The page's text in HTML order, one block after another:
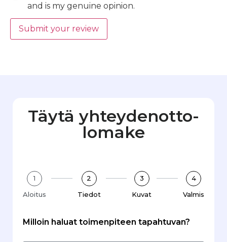
and is my genuine opinion.
Submit your review
Täytä yhteydenotto­
lomake
1
Aloitus
2
Tiedot
3
Kuvat
4
Valmis
Milloin haluat toimenpiteen tapahtuvan?